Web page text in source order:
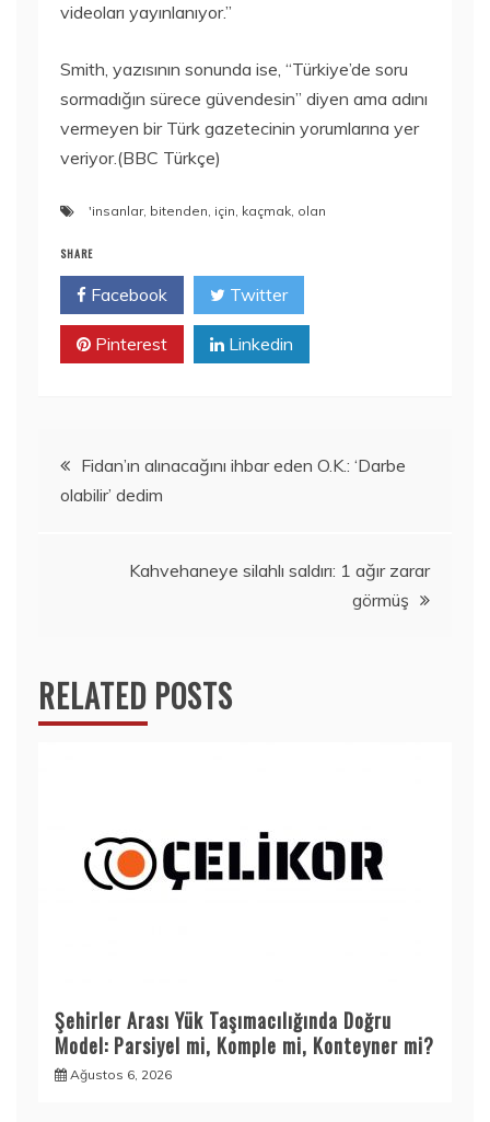
videoları yayınlanıyor.”
Smith, yazısının sonunda ise, “Türkiye’de soru
sormadığın sürece güvendesin” diyen ama adını
vermeyen bir Türk gazetecinin yorumlarına yer
veriyor.(BBC Türkçe)
'insanlar, bitenden, için, kaçmak, olan
SHARE
Facebook Twitter
Pinterest Linkedin
Yazı
dolaşımı
Fidan’ın alınacağını ihbar eden O.K.: ‘Darbe
olabilir’ dedim
Kahvehaneye silahlı saldırı: 1 ağır zarar
görmüş
RELATED POSTS
Şehirler Arası Yük Taşımacılığında Doğru
Model: Parsiyel mi, Komple mi, Konteyner mi?
Ağustos 6, 2026